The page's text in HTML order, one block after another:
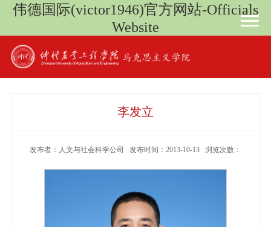
伟德国际(victor1946)官方网站-Officials
Website
李发立
发布者：人文与社会科学公司 发布时间：2013-10-13 浏览次数：